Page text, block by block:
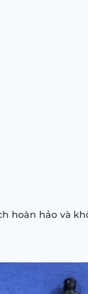
hoàn hảo và